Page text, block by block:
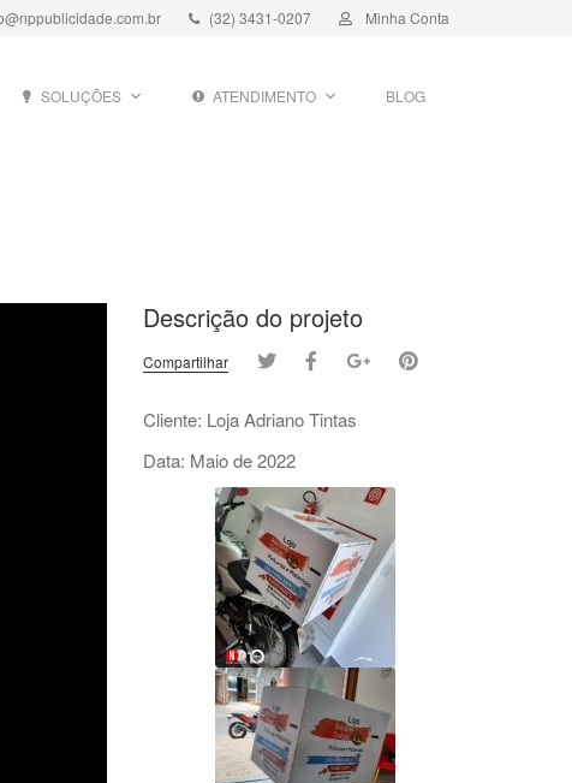
(32) 3431-0207 Minha Conta
SOLUÇÕES ATENDIMENTO BLOG
Descrição do projeto
Compartilhar
Cliente: Loja Adriano Tintas
Data: Maio de 2022